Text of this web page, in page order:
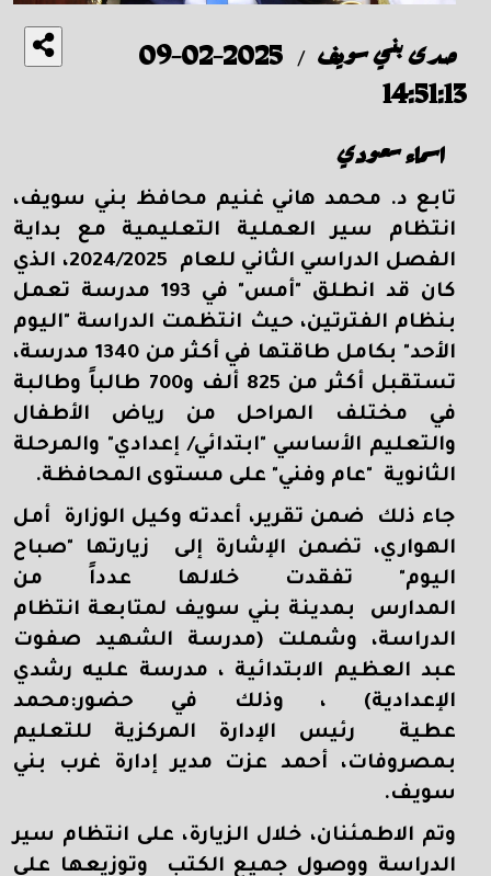
صدى بني سويف /
2025-02-09
14:51:13
اسماء سعودي
تابع د. محمد هاني غنيم محافظ بني سويف،
انتظام سير العملية التعليمية مع بداية
الفصل الدراسي الثاني للعام 2024/2025، الذي
كان قد انطلق "أمس" في 193 مدرسة تعمل
بنظام الفترتين، حيث انتظمت الدراسة "اليوم
الأحد" بكامل طاقتها في أكثر من 1340 مدرسة،
تستقبل أكثر من 825 ألف و700 طالباً وطالبة
في مختلف المراحل من رياض الأطفال
والتعليم الأساسي "ابتدائي/ إعدادي" والمرحلة
الثانوية "عام وفني" على مستوى المحافظة.
جاء ذلك ضمن تقرير، أعدته وكيل الوزارة أمل
الهواري، تضمن الإشارة إلى زيارتها "صباح
اليوم" تفقدت خلالها عدداً من
المدارس بمدينة بني سويف لمتابعة انتظام
الدراسة، وشملت (مدرسة الشهيد صفوت
عبد العظيم الابتدائية ، مدرسة عليه رشدي
الإعدادية) ، وذلك في حضور:محمد
عطية رئيس الإدارة المركزية للتعليم
بمصروفات، أحمد عزت مدير إدارة غرب بني
سويف.
وتم الاطمئنان، خلال الزيارة، على انتظام سير
الدراسة ووصول جميع الكتب وتوزيعها على